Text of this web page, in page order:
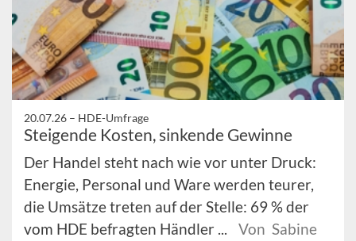
20.07.26 – HDE-Umfrage
Steigende Kosten, sinkende Gewinne
Der Handel steht nach wie vor unter Druck:
Energie, Personal und Ware werden teurer,
die Umsätze treten auf der Stelle: 69 % der
vom HDE befragten Händler ...
Von Sabine